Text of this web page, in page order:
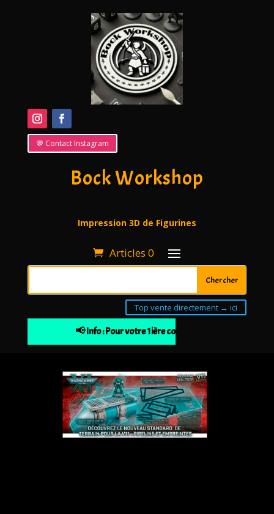
💬 Contact Instagram
Bock Workshop
Impression 3D de Figurines
Articles 0
Top vente directement → ici
📢 Info : Pour votre 1ière commande 10% de remise